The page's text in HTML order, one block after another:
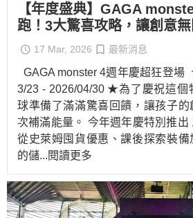
【年度盛典】GAGA
跑！3大驚喜攻略，讓創意
17 Mar, 2026 最新消息
GAGA monster 4週年慶超狂登
3/23 - 2026/04/30 ★為了慶祝這個
球準備了滿滿驚喜回饋，讓孩子
次補滿能量。 今年週年慶特別推出
從史萊姆囤貨優惠、課後探索裝
的儲...閱讀更多